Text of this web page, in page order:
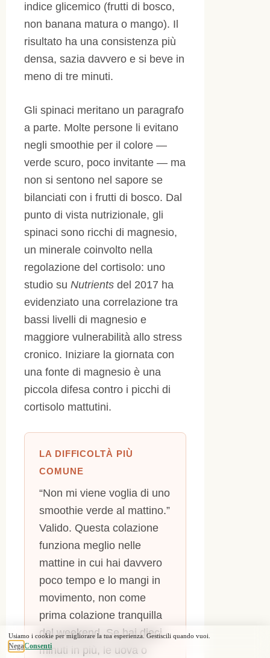
indice glicemico (frutti di bosco,
non banana matura o mango). Il
risultato ha una consistenza più
densa, sazia davvero e si beve in
meno di tre minuti.
Gli spinaci meritano un paragrafo
a parte. Molte persone li evitano
negli smoothie per il colore —
verde scuro, poco invitante — ma
non si sentono nel sapore se
bilanciati con i frutti di bosco. Dal
punto di vista nutrizionale, gli
spinaci sono ricchi di magnesio,
un minerale coinvolto nella
regolazione del cortisolo: uno
studio su Nutrients del 2017 ha
evidenziato una correlazione tra
bassi livelli di magnesio e
maggiore vulnerabilità allo stress
cronico. Iniziare la giornata con
una fonte di magnesio è una
piccola difesa contro i picchi di
cortisolo mattutini.
LA DIFFICOLTÀ PIÙ
COMUNE
“Non mi viene voglia di uno
smoothie verde al mattino.”
Valido. Questa colazione
funziona meglio nelle
mattine in cui hai davvero
poco tempo e lo mangi in
movimento, non come
prima colazione tranquilla
del weekend. Se hai dieci
minuti in più, le uova o